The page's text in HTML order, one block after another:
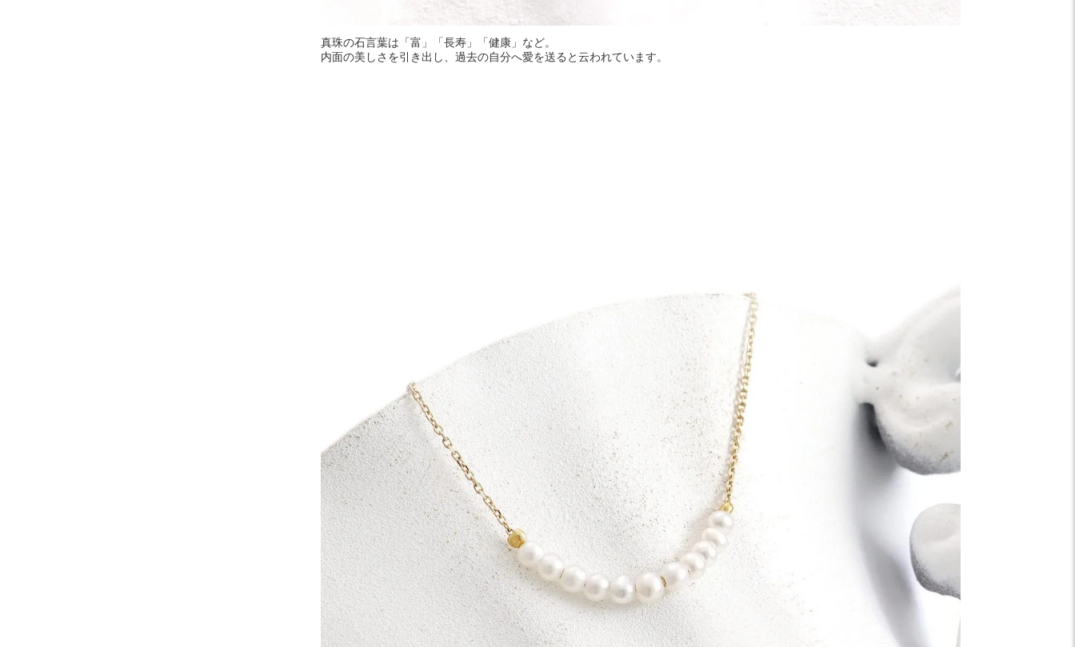
真珠の石言葉は「富」「長寿」「健康」など。
内面の美しさを引き出し、過去の自分へ愛を送ると云われています。